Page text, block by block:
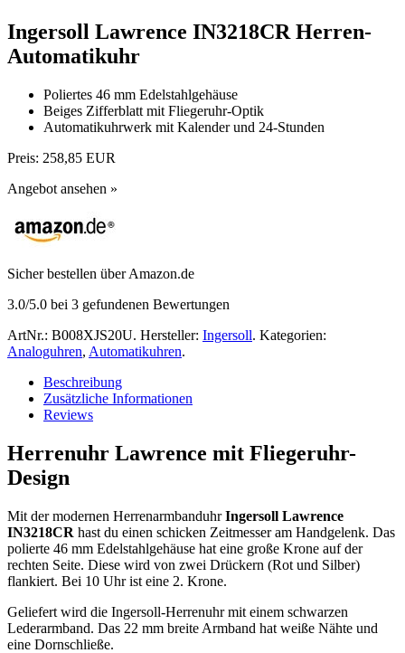
Ingersoll Lawrence IN3218CR Herren-
Automatikuhr
Poliertes 46 mm Edelstahlgehäuse
Beiges Zifferblatt mit Fliegeruhr-Optik
Automatikuhrwerk mit Kalender und 24-Stunden
Preis: 258,85 EUR
Angebot ansehen »
Sicher bestellen über Amazon.de
3.0/5.0 bei 3 gefundenen Bewertungen
ArtNr.: B008XJS20U. Hersteller: Ingersoll. Kategorien:
Analoguhren, Automatikuhren.
Beschreibung
Zusätzliche Informationen
Reviews
Herrenuhr Lawrence mit Fliegeruhr-
Design
Mit der modernen HerrenarmbanduhrIngersoll Lawrence
IN3218CR hast du einen schicken Zeitmesser am Handgelenk. Das
polierte 46 mm Edelstahlgehäuse hat eine große Krone auf der
rechten Seite. Diese wird von zwei Drückern (Rot und Silber)
flankiert. Bei 10 Uhr ist eine 2. Krone.
Geliefert wird die Ingersoll-Herrenuhr mit einem schwarzen
Lederarmband. Das 22 mm breite Armband hat weiße Nähte und
eine Dornschließe.